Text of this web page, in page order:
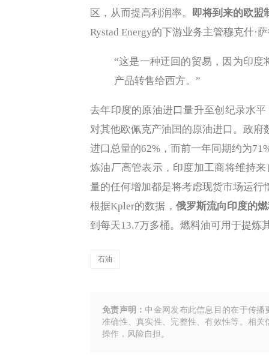
区，从而提高利润率。 即将到来的欧盟
Rystad Energy的下游业务主管穆克什·
“这是一种迂回的贸易，因为印
产品转售给西方。”
去年印度的原油进口量升至创纪录水
对其他欧佩克产油国的原油进口。政
进口总量的62%，而前一年同期约为
炼油厂高管表示，印度加工商将维持
量的任何增加都是将考虑现货市场运行
根据Kpler的数据， 俄罗斯流向印度的
到每天13.7万多桶。燃料油可用于提炼
石油
免责声明： 中金网发布此信息目的在于传
准确性、真实性、完整性、有效性等。相
操作，风险自担。